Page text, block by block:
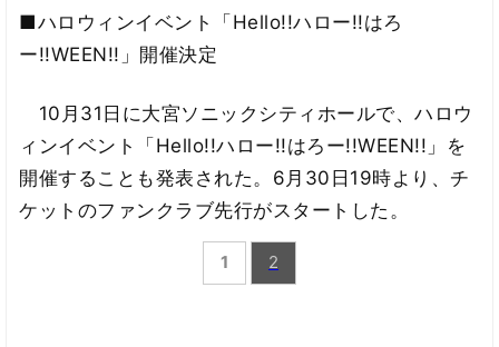
■ハロウィンイベント「Hello!!ハロー!!はろ
ー!!WEEN!!」開催決定
10月31日に大宮ソニックシティホールで、ハロウ
ィンイベント「Hello!!ハロー!!はろー!!WEEN!!」を
開催することも発表された。6月30日19時より、チ
ケットのファンクラブ先行がスタートした。
1 2